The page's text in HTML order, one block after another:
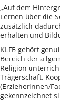
„Auf dem
Lernen über die
zusätzlich
erhalten und
KLFB gehört
Bereich der
Religion
Trägerschaft.
(Erzieherinnen/
gekennzeichnet